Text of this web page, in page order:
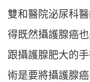
雙和醫院泌尿科
得既然攝護腺癌
跟攝護腺肥大的
術是要將攝護腺